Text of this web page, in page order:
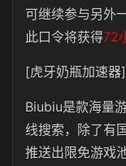
可继续参与另外
此口令将获得72
[虎牙奶瓶加速器]
Biubiu是款海量
线搜索，除了有
推送出限免游戏